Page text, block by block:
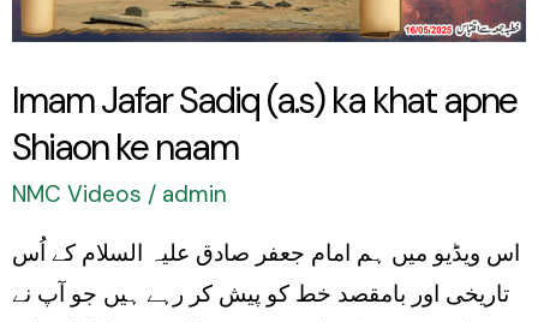
Imam Jafar Sadiq (a.s) ka khat apne
Shiaon ke naam
NMC Videos / admin
اس ویڈیو میں ہم امام جعفر صادق علیہ السلام کے اُس
تاریخی اور بامقصد خط کو پیش کر رہے ہیں جو آپ نے
apne
ke
naam